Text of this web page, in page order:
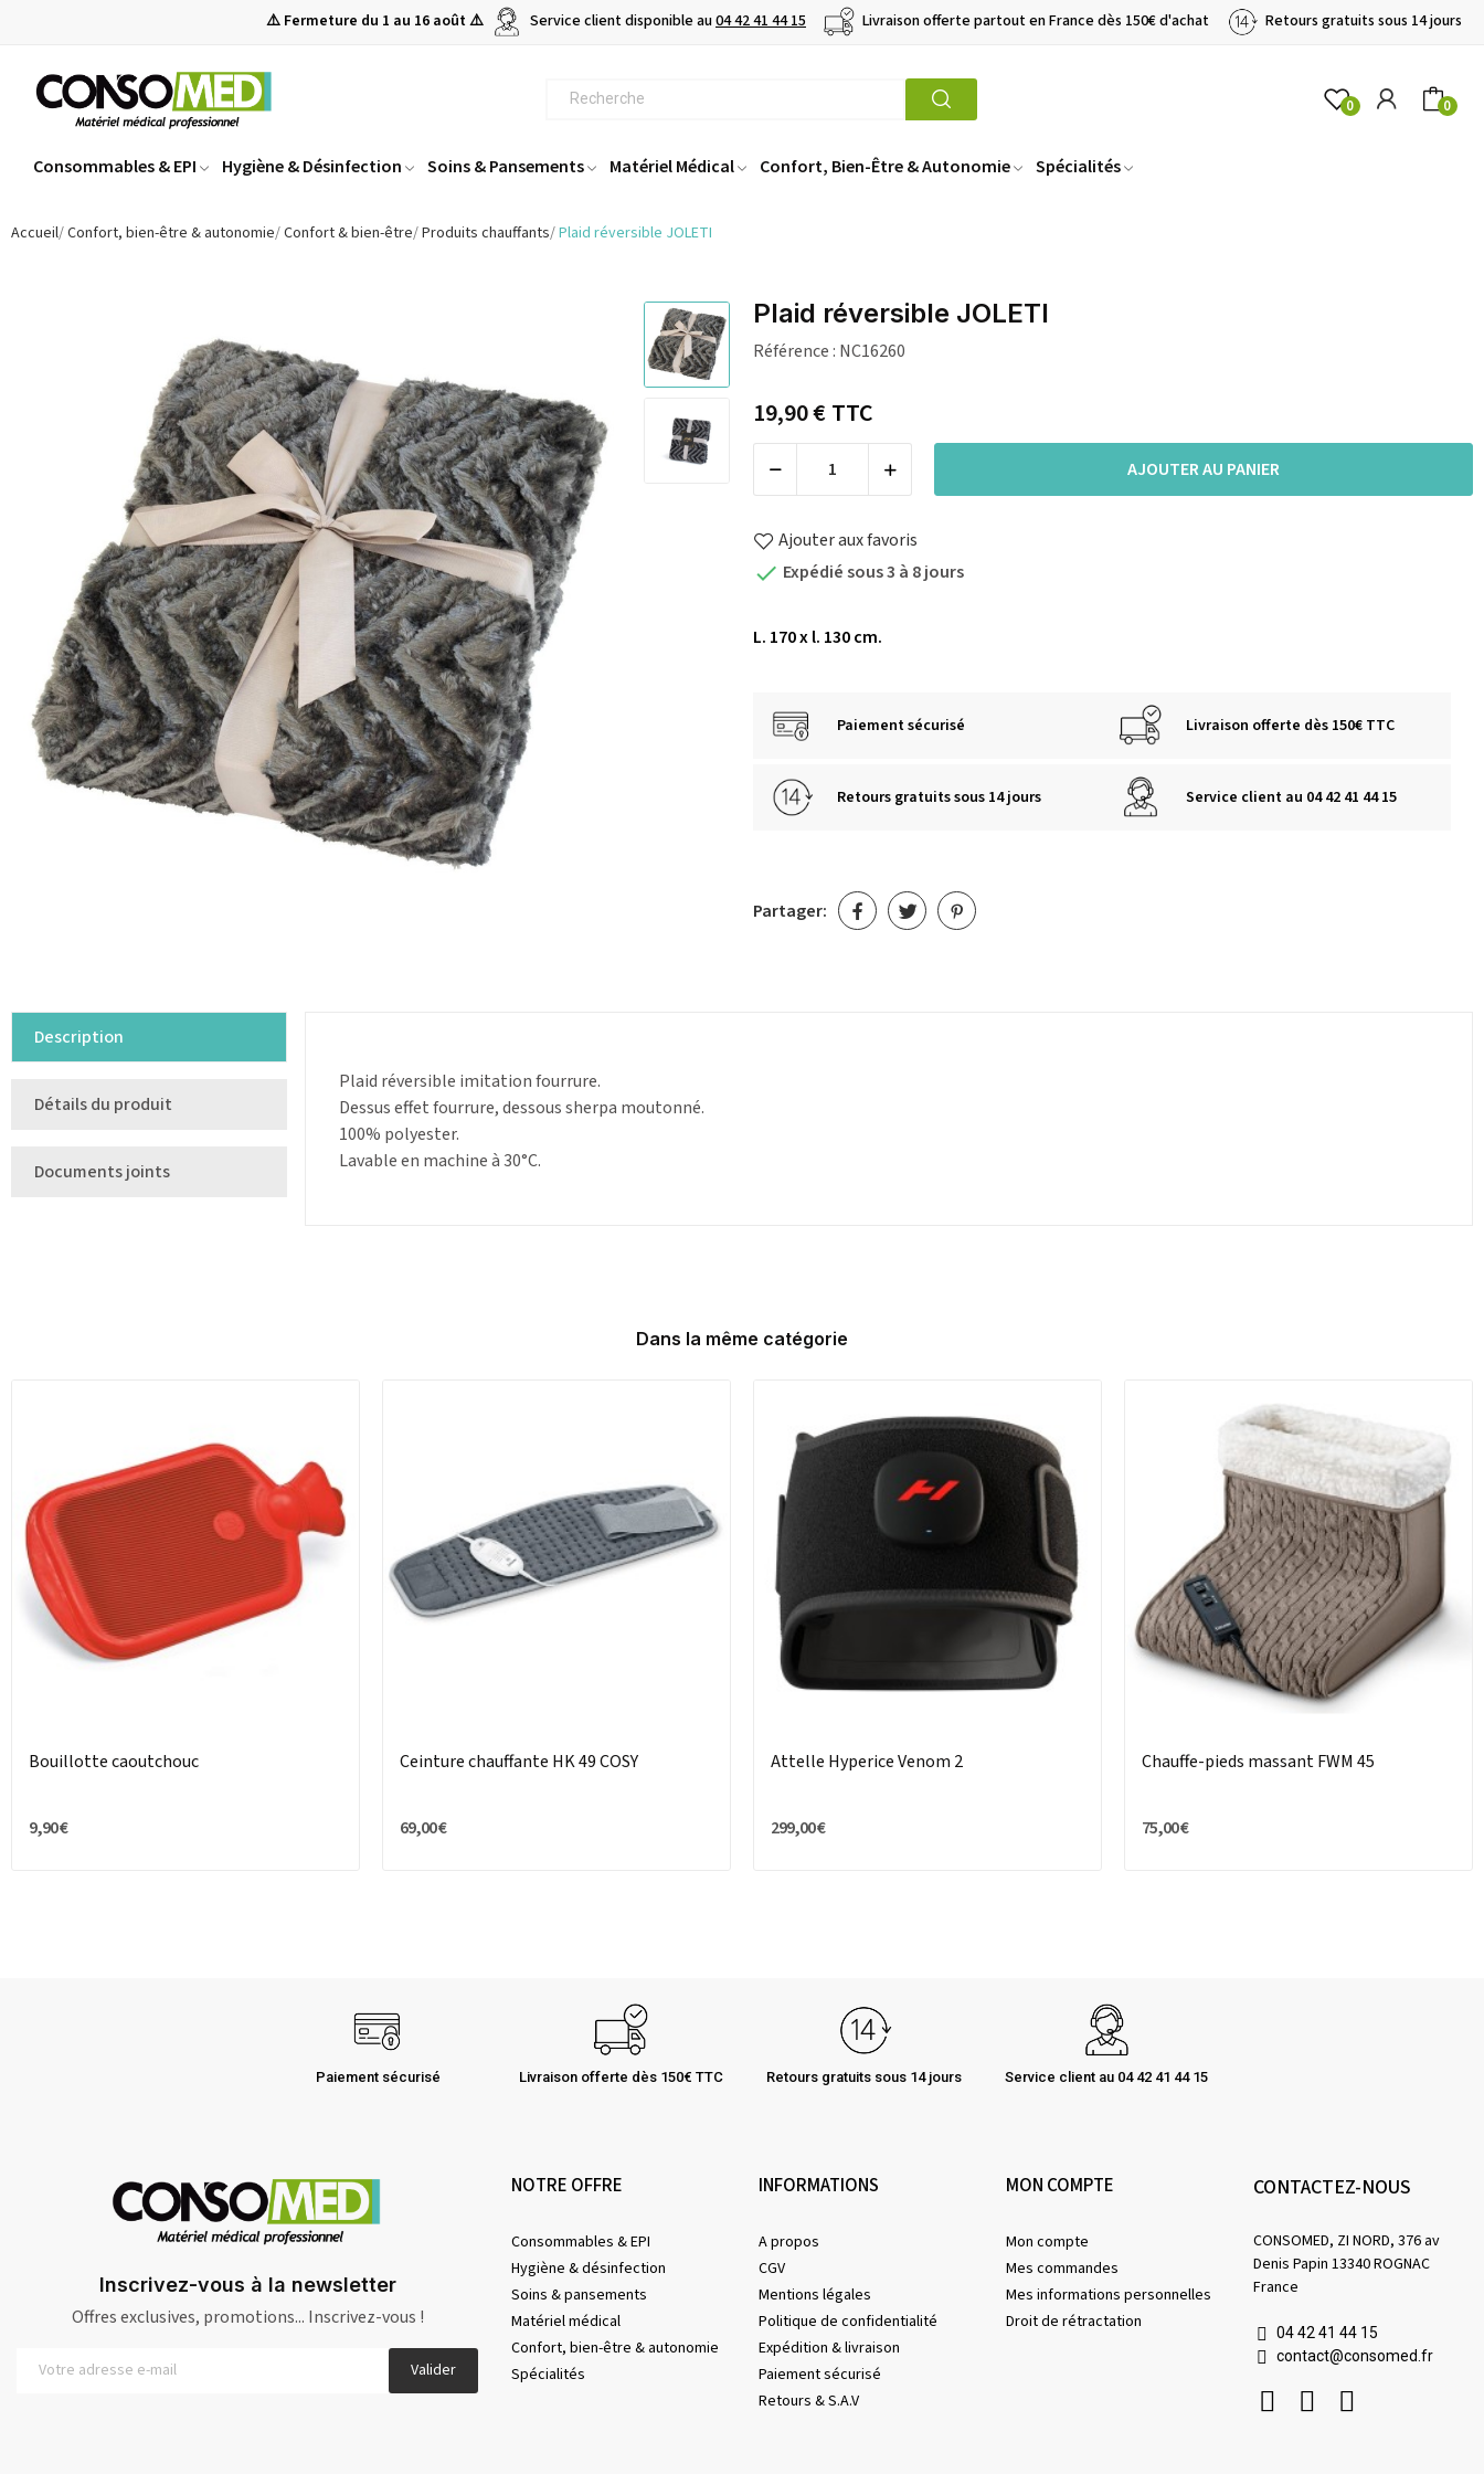
⚠️ Fermeture du 1 au 16 août ⚠️ Service client disponible au04 42 41 44 15 Livraison offerte partout en France dès 150€ d'achat Retours gratuits sous 14 jours
0 0
Consommables & EPI Hygiène & Désinfection Soins & Pansements Matériel Médical Confort, Bien-Être & Autonomie Spécialités
Accueil Confort, bien-être & autonomie Confort & bien-être Produits chauffants Plaid réversible JOLETI
Plaid réversible JOLETI
Référence : NC16260
19,90 €TTC
AJOUTER AU PANIER
Ajouter aux favoris
 Expédié sous 3 à 8 jours
L. 170 x l. 130 cm.
Paiement sécurisé Livraison offerte dès 150€ TTC
Retours gratuits sous 14 jours Service client au 04 42 41 44 15
Partager:
Description
Détails du produit
Documents joints
Plaid réversible imitation fourrure.
Dessus effet fourrure, dessous sherpa moutonné.
100% polyester.
Lavable en machine à 30°C.
Dans la même catégorie
Bouillotte caoutchouc
9,90 €
Ceinture chauffante HK 49 COSY
69,00 €
Attelle Hyperice Venom 2
299,00 €
Chauffe-pieds massant FWM 45
75,00 €
Paiement sécurisé Livraison offerte dès 150€ TTC Retours gratuits sous 14 jours Service client au 04 42 41 44 15
Inscrivez-vous à la newsletter
Offres exclusives, promotions... Inscrivez-vous !
Valider
NOTRE OFFRE
Consommables & EPI
Hygiène & désinfection
Soins & pansements
Matériel médical
Confort, bien-être & autonomie
Spécialités
INFORMATIONS
A propos
CGV
Mentions légales
Politique de confidentialité
Expédition & livraison
Paiement sécurisé
Retours & S.A.V
MON COMPTE
Mon compte
Mes commandes
Mes informations personnelles
Droit de rétractation
CONTACTEZ-NOUS
CONSOMED, ZI NORD, 376 av
Denis Papin 13340 ROGNAC
France
04 42 41 44 15
contact@consomed.fr